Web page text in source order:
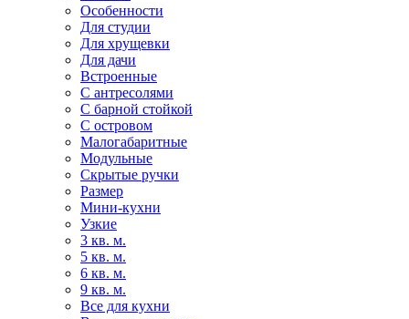
Особенности
Для студии
Для хрущевки
Для дачи
Встроенные
С антресолями
С барной стойкой
С островом
Малогабаритные
Модульные
Скрытые ручки
Размер
Мини-кухни
Узкие
3 кв. м.
5 кв. м.
6 кв. м.
9 кв. м.
Все для кухни